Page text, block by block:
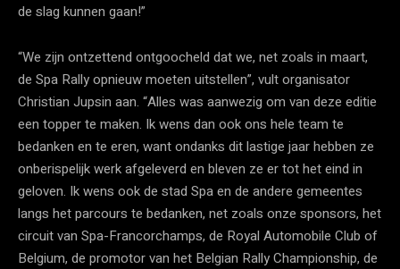
de slag kunnen gaan!”
“We zijn ontzettend ontgoocheld dat we, net zoals in maart,
de Spa Rally opnieuw moeten uitstellen”, vult organisator
Christian Jupsin aan. “Alles was aanwezig om van deze editie
een topper te maken. Ik wens dan ook ons hele team te
bedanken en te eren, want ondanks dit lastige jaar hebben ze
onberispelijk werk afgeleverd en bleven ze er tot het eind in
geloven. Ik wens ook de stad Spa en de andere gemeentes
langs het parcours te bedanken, net zoals onze sponsors, het
circuit van Spa-Francorchamps, de Royal Automobile Club of
Belgium, de promotor van het Belgian Rally Championship, de